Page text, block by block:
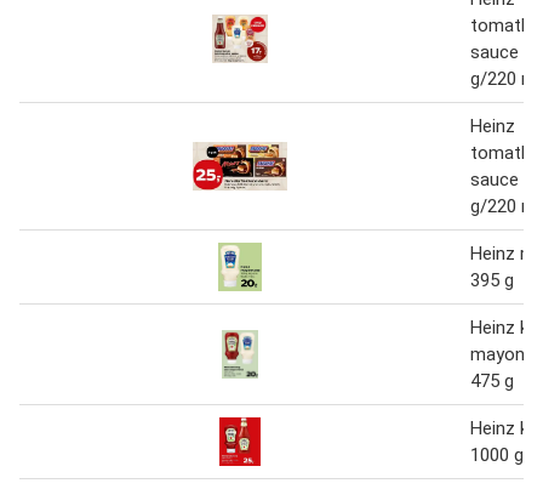
sauce
g/220 ml
Heinz
sauce
g/220 ml
Heinz
395 g
Heinz
475 g
Heinz
1000 g